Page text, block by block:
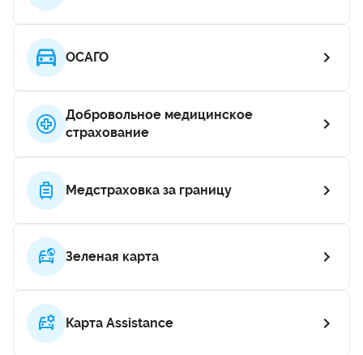
ОСАГО
Добровольное медицинское
страхование
Медстраховка за границу
Зеленая карта
Карта Assistance